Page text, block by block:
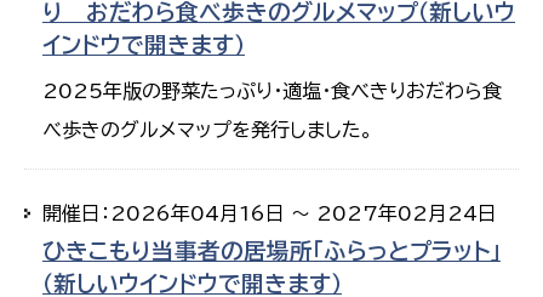
り おだわら食べ歩きのグルメマップ（新しいウ
インドウで開きます）
2025年版の野菜たっぷり・適塩・食べきりおだわら食
べ歩きのグルメマップを発行しました。
開催日：2026年04月16日 ～ 2027年02月24日
ひきこもり当事者の居場所「ふらっとプラット」
（新しいウインドウで開きます）